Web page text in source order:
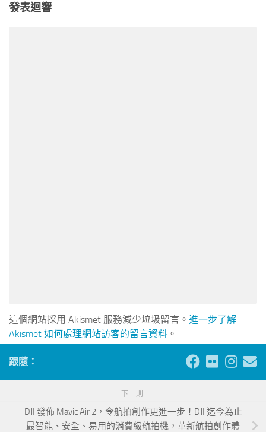
發表迴響
這個網站採用 Akismet 服務減少垃圾留言。 進一步了解
Akismet 如何處理網站訪客的留言資料 。
跟隨：
下一則
DJI 發佈 Mavic Air 2，令航拍創作更進一步！DJI 迄今為止
最智能、安全、易用的消費級航拍機，革新航拍創作體